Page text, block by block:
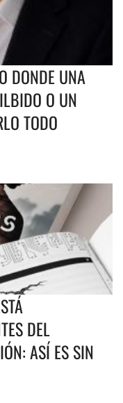
DONDE UNA
O UN
TODO
DEL
ASÍ ES SIN